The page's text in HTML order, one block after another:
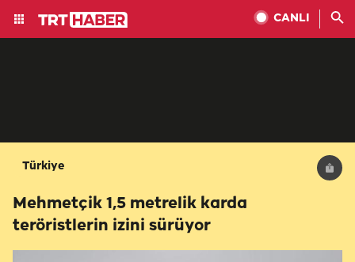
CANLI
Türkiye
Mehmetçik 1,5 metrelik karda
teröristlerin izini sürüyor